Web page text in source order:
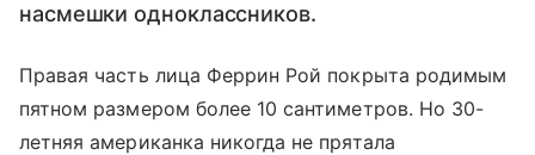
насмешки одноклассников.
Правая часть лица Феррин Рой покрыта родимым
пятном размером более 10 сантиметров. Но 30-
летняя американка никогда не прятала